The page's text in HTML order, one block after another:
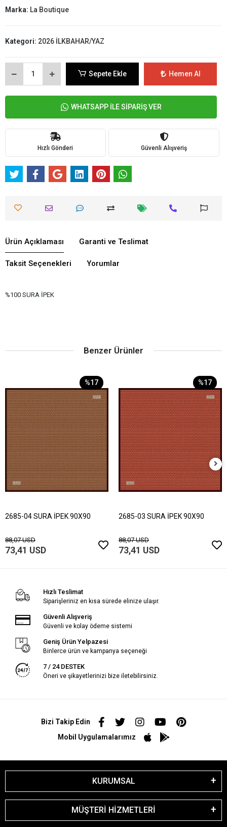
Marka: La Boutique
Kategori: 2026 İLKBAHAR/YAZ
Sepete Ekle Hemen Al
WHATSAPP İLE SİPARİŞ VER
Hızlı Gönderi Güvenli Alışveriş
Ürün Açıklaması Garanti ve Teslimat
Taksit Seçenekleri Yorumlar
%100 SURA İPEK
Benzer Ürünler
%17
2685-04 SURA İPEK 90X90
88,07 USD
73,41 USD
%17
2685-03 SURA İPEK 90X90
88,07 USD
73,41 USD
Hızlı Teslimat
Siparişleriniz en kısa sürede elinize ulaşır.
Güvenli Alışveriş
Güvenli ve kolay ödeme sistemi
Geniş Ürün Yelpazesi
Binlerce ürün ve kampanya seçeneği
7 / 24 DESTEK
Öneri ve şikayetlerinizi bize iletebilirsiniz.
Bizi Takip Edin
Mobil Uygulamalarımız
KURUMSAL
MÜŞTERİ HİZMETLERİ